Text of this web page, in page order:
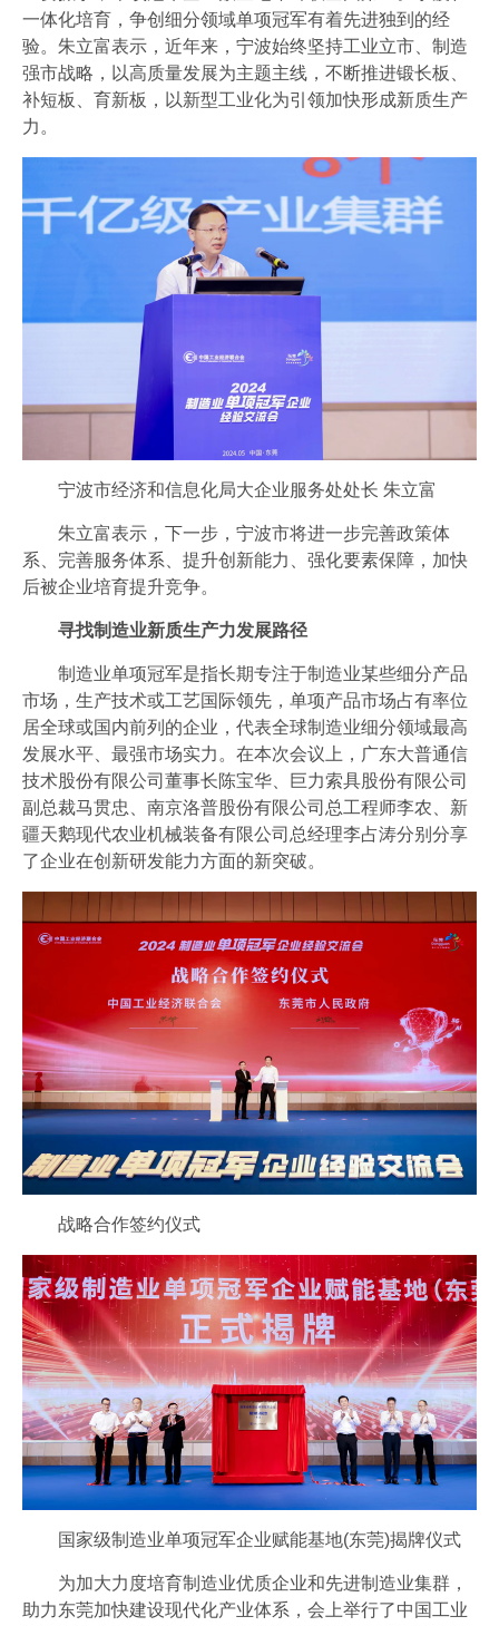
一体化培育，争创细分领域单项冠军有着先进独到的经
验。朱立富表示，近年来，宁波始终坚持工业立市、制造
强市战略，以高质量发展为主题主线，不断推进锻长板、
补短板、育新板，以新型工业化为引领加快形成新质生产
力。
宁波市经济和信息化局大企业服务处处长 朱立富
朱立富表示，下一步，宁波市将进一步完善政策体
系、完善服务体系、提升创新能力、强化要素保障，加快
后被企业培育提升竞争。
寻找制造业新质生产力发展路径
制造业单项冠军是指长期专注于制造业某些细分产品
市场，生产技术或工艺国际领先，单项产品市场占有率位
居全球或国内前列的企业，代表全球制造业细分领域最高
发展水平、最强市场实力。在本次会议上，广东大普通信
技术股份有限公司董事长陈宝华、巨力索具股份有限公司
副总裁马贯忠、南京洛普股份有限公司总工程师李农、新
疆天鹅现代农业机械装备有限公司总经理李占涛分别分享
了企业在创新研发能力方面的新突破。
战略合作签约仪式
国家级制造业单项冠军企业赋能基地(东莞)揭牌仪式
为加大力度培育制造业优质企业和先进制造业集群，
助力东莞加快建设现代化产业体系，会上举行了中国工业